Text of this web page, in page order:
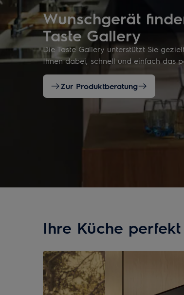
Wunschgerät
Taste Gallery
Die Taste Gallery unterstützt Sie
Ihnen dabei, schnell und einfach das
Zur Produktberatung
Ihre Küche